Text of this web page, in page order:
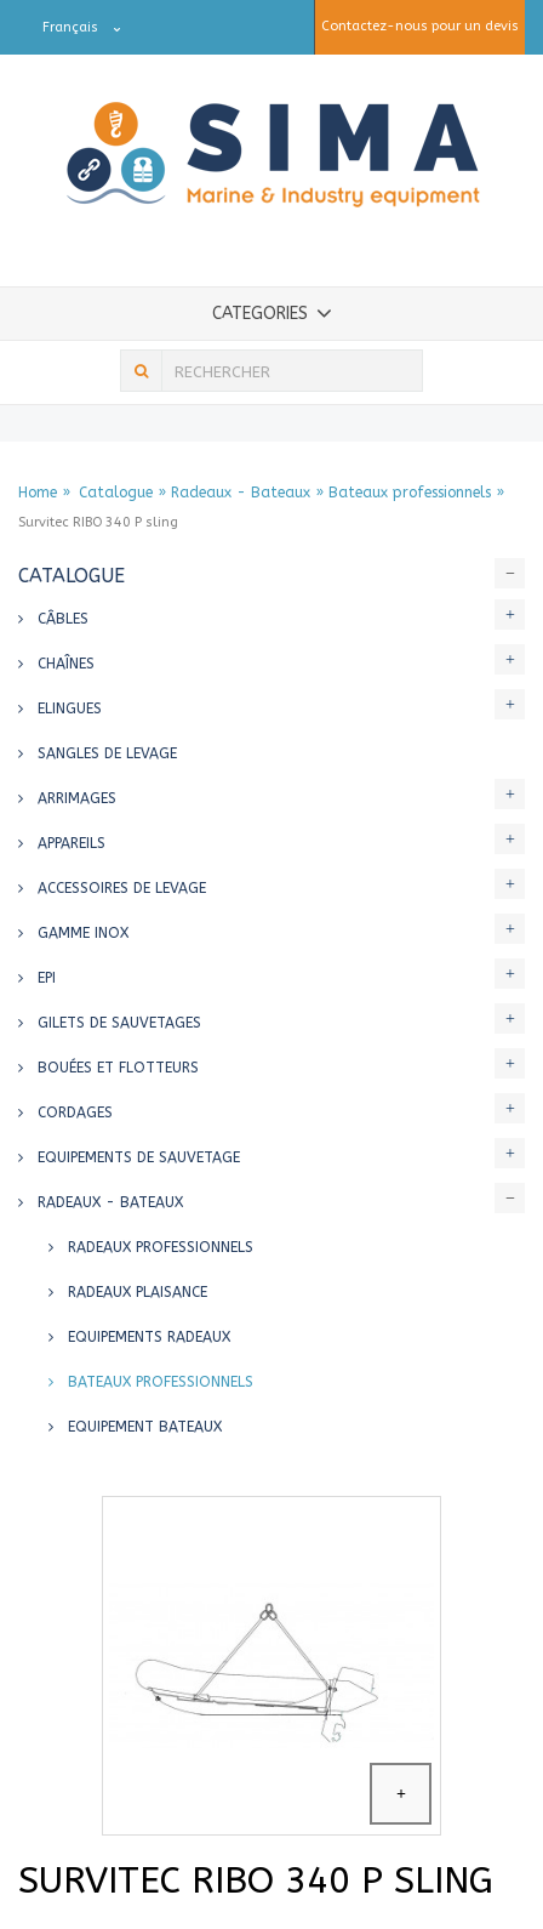
Français Contactez-nous pour un devis
CATEGORIES
Home Catalogue Radeaux - Bateaux Bateaux professionnels
Survitec RIBO 340 P sling
CATALOGUE
CÂBLES
CHAÎNES
ELINGUES
SANGLES DE LEVAGE
ARRIMAGES
APPAREILS
ACCESSOIRES DE LEVAGE
GAMME INOX
EPI
GILETS DE SAUVETAGES
BOUÉES ET FLOTTEURS
CORDAGES
EQUIPEMENTS DE SAUVETAGE
RADEAUX - BATEAUX
RADEAUX PROFESSIONNELS
RADEAUX PLAISANCE
EQUIPEMENTS RADEAUX
BATEAUX PROFESSIONNELS
EQUIPEMENT BATEAUX
SURVITEC RIBO 340 P SLING